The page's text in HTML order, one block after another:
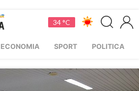
34 °C
ECONOMIA SPORT POLITICA